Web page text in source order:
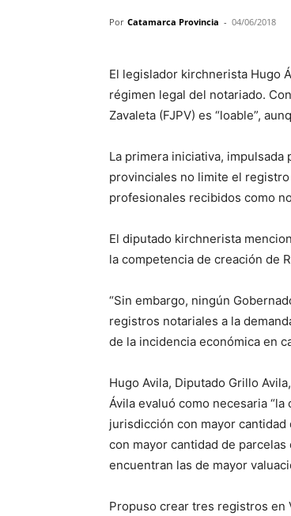
Por Catamarca Provincia - 04/06/2018
El legislador kirchnerista Hugo
régimen legal del notariado.
Zavaleta (FJPV) es “loable”,
La primera iniciativa,
provinciales no limite el
profesionales recibidos como
El diputado kirchnerista
la competencia de creación de
“Sin embargo, ningún
registros notariales a la
de la incidencia económica en
Hugo Avila, Diputado Grillo Avila,
Ávila evaluó como necesaria
jurisdicción con mayor
con mayor cantidad de
encuentran las de mayor
Propuso crear tres registros en